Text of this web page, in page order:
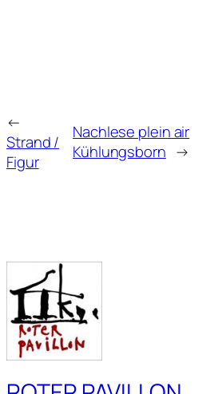
←
Strand /
Figur
Nachlese plein air
Kühlungsborn →